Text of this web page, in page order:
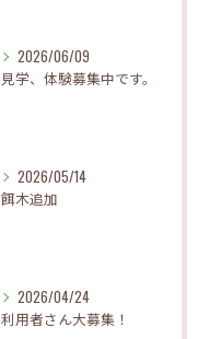
2026/06/09
見学、体験募集中です。
2026/05/14
餌木追加
2026/04/24
利用者さん大募集！